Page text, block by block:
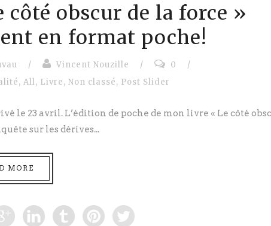
côté obscur de la force »
en format poche!
/ Vincent Nouzille / 0
/
, All, Livre, Non classé, Post Slider
le 23 avril. L’édition de poche de mon livre « Le côté
sur les dérives...
MORE